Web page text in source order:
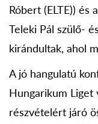
Róbert (ELTE)) és
Teleki Pál szülő-
kirándultak, ahol
A jó hangulatú
Hungarikum Liget
részvételért járó